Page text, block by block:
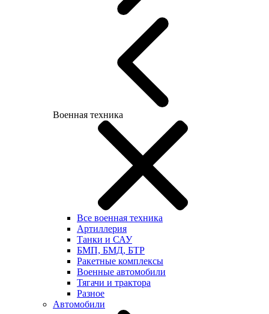
Военная техника
Все военная техника
Артиллерия
Танки и САУ
БМП, БМД, БТР
Ракетные комплексы
Военные автомобили
Тягачи и трактора
Разное
Автомобили